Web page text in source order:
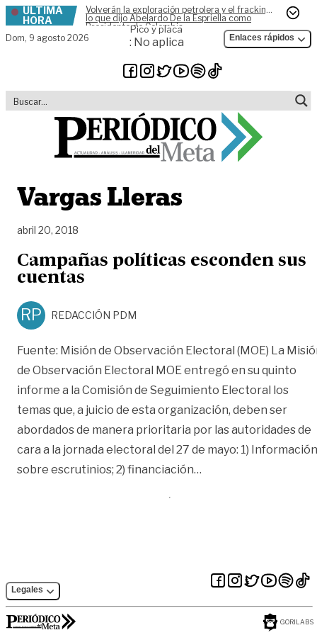
Skip to content
ÚLTIMA
HORA
Volverán la exploración petrolera y el fracking,
lo que dijo Abelardo De la Espriella como
Presidente de Colombia
Dom, 9 agosto 2026
Pico y placa
: No aplica Enlaces rápidos
Vargas Lleras
abril 20, 2018
Campañas políticas esconden sus
cuentas
RP REDACCIÓN PDM
Fuente: Misión de Observación Electoral (MOE) La
de Observación Electoral MOE entregó en su quinto
informe a la Comisión de Seguimiento Electoral los
temas que, a juicio de esta organización, deben ser
abordados de manera prioritaria por las autoridades de
cara a la jornada electoral del 27 de mayo: 1) Información
sobre escrutinios; 2) financiación…
Legales
GORILABS